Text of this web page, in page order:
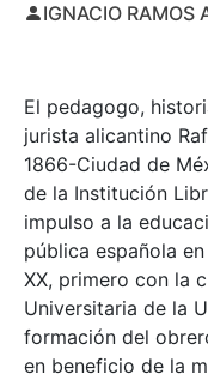
IGNACIO RAMOS
El pedagogo,
jurista alicantino
1866-Ciudad de
de la Institución
impulso a la
pública española
XX, primero con la
Universitaria de la
formación del
en beneficio de la